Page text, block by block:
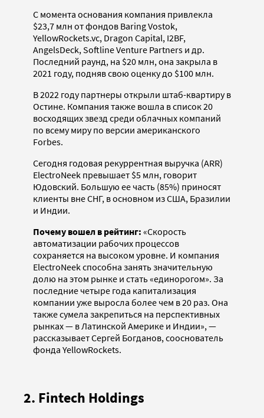
С момента основания компания привлекла
$23,7 млн от фондов Baring Vostok,
YellowRockets.vc, Dragon Capital, I2BF,
AngelsDeck, Softline Venture Partners и др.
Последний раунд, на $20 млн, она закрыла в
2021 году, подняв свою оценку до $100 млн.
В 2022 году партнеры открыли штаб-квартиру в
Остине. Компания также вошла в список 20
восходящих звезд среди облачных компаний
по всему миру по версии американского
Forbes.
Сегодня годовая рекуррентная выручка (ARR)
ElectroNeek превышает $5 млн, говорит
Юдовский. Большую ее часть (85%) приносят
клиенты вне СНГ, в основном из США, Бразилии
и Индии.
Почему вошел в рейтинг: «Скорость
автоматизации рабочих процессов
сохраняется на высоком уровне. И компания
ElectroNeek способна занять значительную
долю на этом рынке и стать «единорогом». За
последние четыре года капитализация
компании уже выросла более чем в 20 раз. Она
также сумела закрепиться на перспективных
рынках — в Латинской Америке и Индии», —
рассказывает Сергей Богданов, сооснователь
фонда YellowRockets.
2. Fintech Holdings